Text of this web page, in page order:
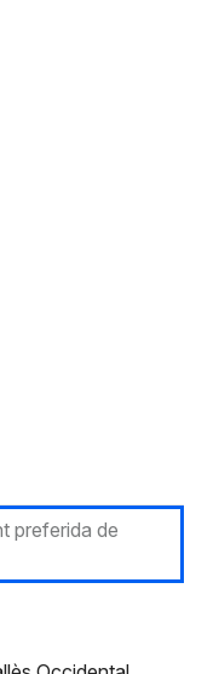
preferida de